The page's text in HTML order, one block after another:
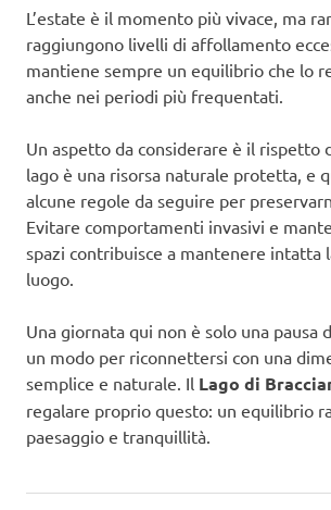
L’estate è il momento più vivace, ma
raggiungono livelli di affollamento
mantiene sempre un equilibrio che lo
anche nei periodi più frequentati.
Un aspetto da considerare è il rispetto
lago è una risorsa naturale protetta, e
alcune regole da seguire per
Evitare comportamenti invasivi e
spazi contribuisce a mantenere intatta
luogo.
Una giornata qui non è solo una pausa
un modo per riconnettersi con una
semplice e naturale. Il Lago di
regalare proprio questo: un equilibrio
paesaggio e tranquillità.